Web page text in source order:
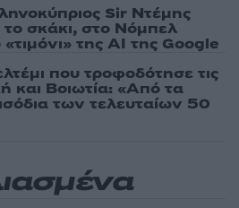
Sir Ντέμης
σκάκι, στο Νόμπελ
της AI της Google
που τροφοδότησε τις
και Βοιωτία: «Από τα
των τελευταίων 50